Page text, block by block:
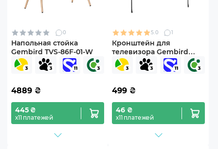
0
Напольная стойка
Gembird TVS-86F-01-W
4889 ₴
445 ₴
х11 платежей
5.0 1
Кронштейн для
телевизора Gembird
WM-86F-01 43"-86"
фиксированный
499 ₴
46 ₴
х11 платежей